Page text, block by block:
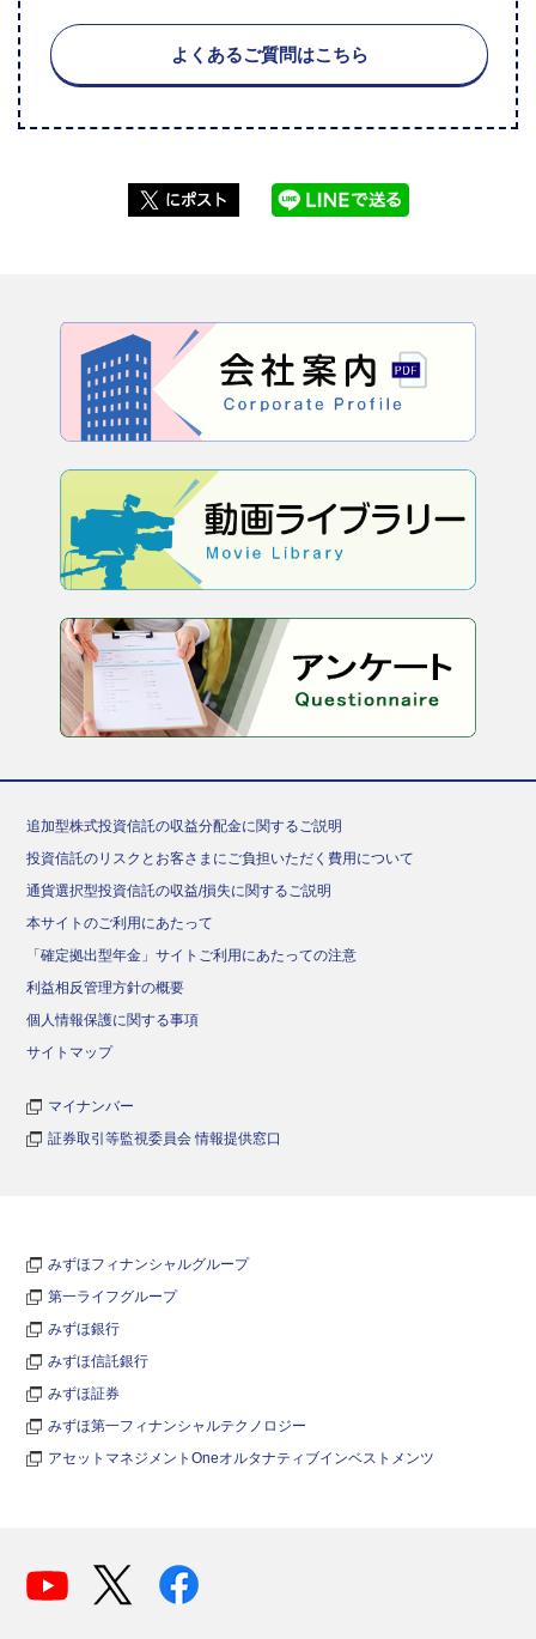
よくあるご質問はこちら
追加型株式投資信託の収益分配金に関するご説明
投資信託のリスクとお客さまにご負担いただく費用について
通貨選択型投資信託の収益/損失に関するご説明
本サイトのご利用にあたって
「確定拠出型年金」サイトご利用にあたっての注意
利益相反管理方針の概要
個人情報保護に関する事項
サイトマップ
マイナンバー
証券取引等監視委員会 情報提供窓口
みずほフィナンシャルグループ
第一ライフグループ
みずほ銀行
みずほ信託銀行
みずほ証券
みずほ第一フィナンシャルテクノロジー
アセットマネジメントOneオルタナティブインベストメンツ